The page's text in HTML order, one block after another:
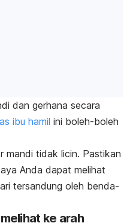
dan gerhana secara
ibu hamil ini boleh-boleh
mandi tidak licin. Pastikan
Anda dapat melihat
tersandung oleh benda-
ke arah